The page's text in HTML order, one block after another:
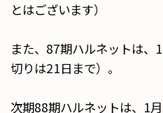
とはございます）
また、87期ハルネットは
切りは21日まで）。
次期88期ハルネットは、1